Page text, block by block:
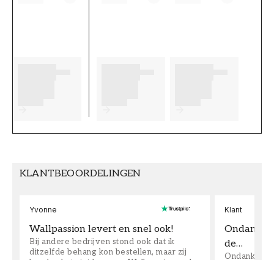
KLANTBEOORDELINGEN
Yvonne
Wallpassion levert en snel ook!
Bij andere bedrijven stond ook dat ik
ditzelfde behang kon bestellen, maar zij
Klant
Ondanks
de…
Ondanks